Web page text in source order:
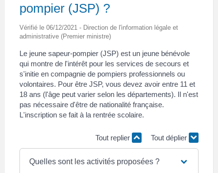
pompier (JSP) ?
Vérifié le 06/12/2021 - Direction de l'information légale et
administrative (Premier ministre)
Le jeune sapeur-pompier (JSP) est un jeune bénévole
qui montre de l'intérêt pour les services de secours et
s'initie en compagnie de pompiers professionnels ou
volontaires. Pour être JSP, vous devez avoir entre 11 et
18 ans (l'âge peut varier selon les départements). Il n'est
pas nécessaire d'être de nationalité française.
L'inscription se fait à la rentrée scolaire.
Tout replier Tout déplier
Quelles sont les activités proposées ?